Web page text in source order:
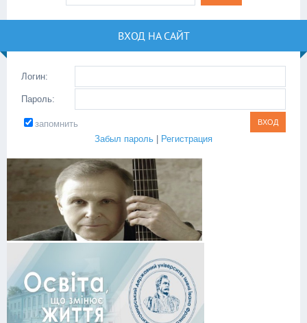
ВХОД НА САЙТ
Логин:
Пароль:
запомнить
Забыл пароль
Регистрация